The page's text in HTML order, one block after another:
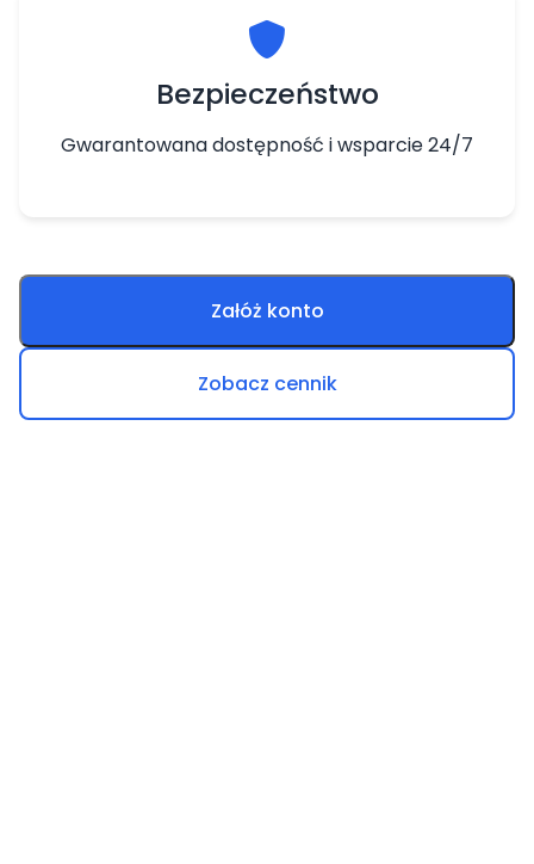
Bezpieczeństwo
Gwarantowana dostępność i wsparcie 24/7
Załóż konto
Zobacz cennik